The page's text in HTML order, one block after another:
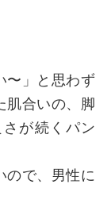
〜」と思わず
肌合いの、脚
が続くパン
ので、男性に